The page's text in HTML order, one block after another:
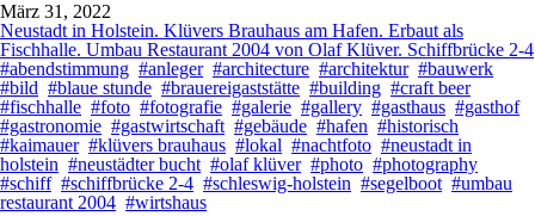
März 31, 2022
Neustadt in Holstein. Klüvers Brauhaus am Hafen. Erbaut als
Fischhalle. Umbau Restaurant 2004 von Olaf Klüver. Schiffbrücke 2-4
#abendstimmung #anleger #architecture #architektur #bauwerk
#bild #blaue stunde #brauereigaststätte #building #craft beer
#fischhalle #foto #fotografie #galerie #gallery #gasthaus #gasthof
#gastronomie #gastwirtschaft #gebäude #hafen #historisch
#kaimauer #klüvers brauhaus #lokal #nachtfoto #neustadt in
holstein #neustädter bucht #olaf klüver #photo #photography
#schiff #schiffbrücke 2-4 #schleswig-holstein #segelboot #umbau
restaurant 2004 #wirtshaus